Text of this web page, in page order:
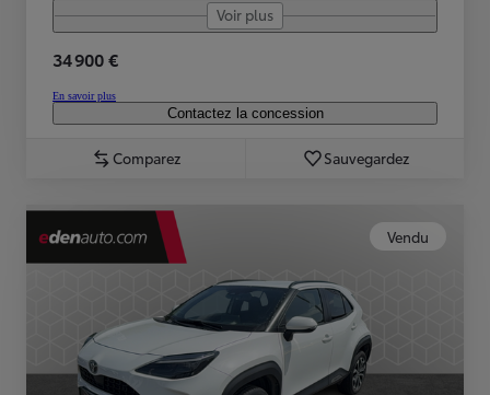
Voir plus
34 900 €
En savoir plus
Contactez la concession
Comparez Sauvegardez
Vendu